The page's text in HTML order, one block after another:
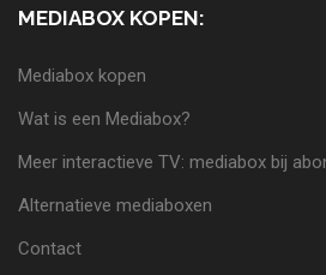
MEDIABOX KOPEN:
Mediabox kopen
Wat is een Mediabox?
Meer interactieve TV: mediabox bij
Alternatieve mediaboxen
Contact